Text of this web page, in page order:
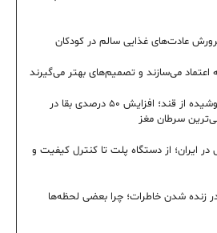
اعتماد می‌سازند و تصمیم‌های بهتر می‌گیرند
درمان نوین با نانوذرات پوشیده از قند؛ افزایش ۵۰ درصدی بقا در
سرطان مغز
ایران؛ از دستگاه پلت تا کنترل کیفیت و
زنده شدن خاطرات؛ چرا بعضی لحظه‌ها